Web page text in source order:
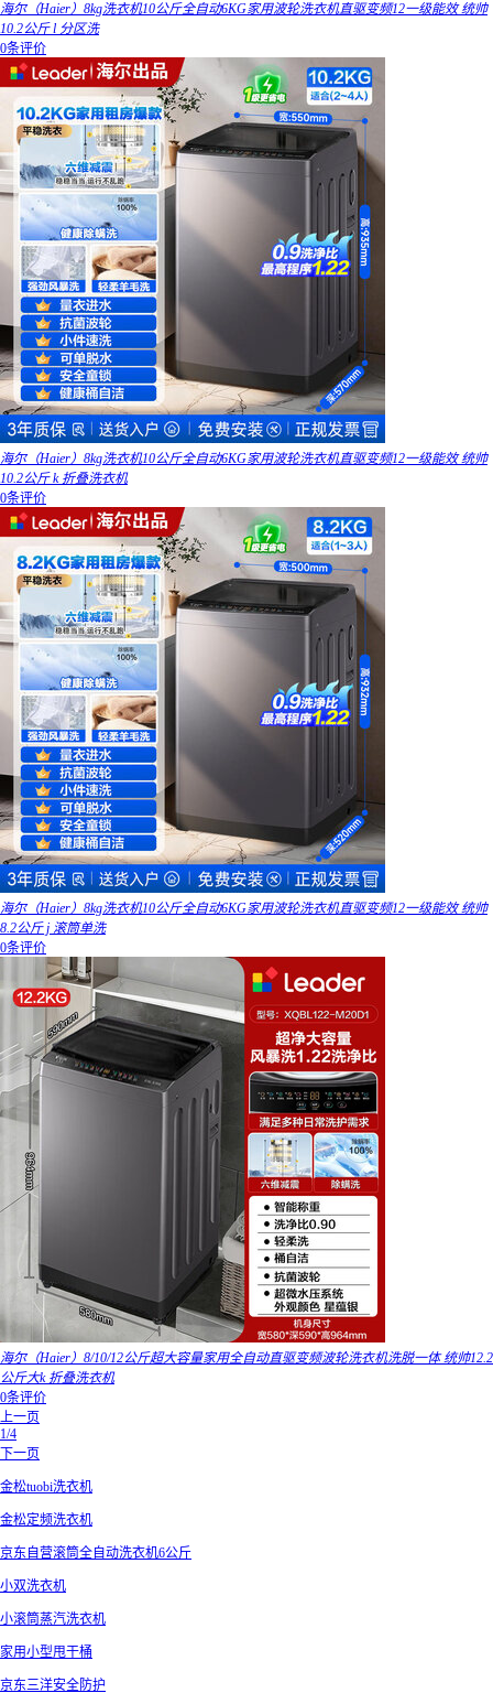
海尔（Haier）8kg洗衣机10公斤全自动6KG家用波轮洗衣机直驱变频12一级能效 统帅
10.2公斤 l 分区洗
0条评价
海尔（Haier）8kg洗衣机10公斤全自动6KG家用波轮洗衣机直驱变频12一级能效 统帅
10.2公斤 k 折叠洗衣机
0条评价
海尔（Haier）8kg洗衣机10公斤全自动6KG家用波轮洗衣机直驱变频12一级能效 统帅
8.2公斤 j 滚筒单洗
0条评价
海尔（Haier）8/10/12公斤超大容量家用全自动直驱变频波轮洗衣机洗脱一体 统帅12.2
公斤大k 折叠洗衣机
0条评价
上一页
1/4
下一页
金松tuobi洗衣机
金松定频洗衣机
京东自营滚筒全自动洗衣机6公斤
小双洗衣机
小滚筒蒸汽洗衣机
家用小型甩干桶
京东三洋安全防护